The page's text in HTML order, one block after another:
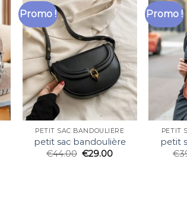
Promo !
PETIT SAC BANDOULIÈRE
petit sac bandoulière
€44.00 €29.00
Promo !
PETIT
petit
€